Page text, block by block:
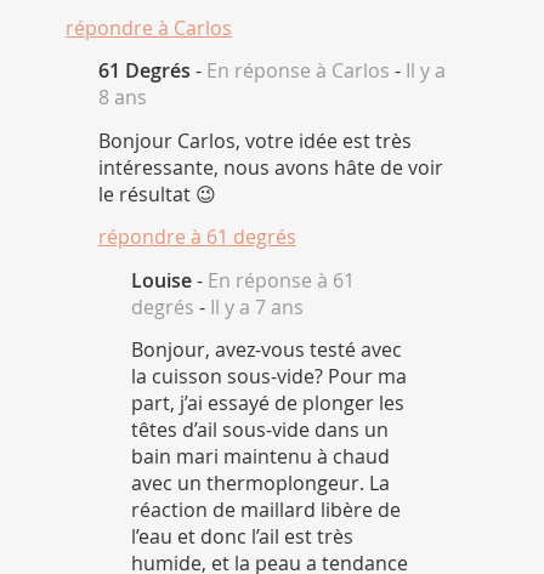
répondre à Carlos
61 Degrés - En réponse à Carlos - Il y a
8 ans
Bonjour Carlos, votre idée est très
intéressante, nous avons hâte de voir
le résultat 😉
répondre à 61 degrés
Louise- En réponse à 61
degrés - Il y a 7 ans
Bonjour, avez-vous testé avec
la cuisson sous-vide? Pour ma
part, j’ai essayé de plonger les
têtes d’ail sous-vide dans un
bain mari maintenu à chaud
avec un thermoplongeur. La
réaction de maillard libère de
l’eau et donc l’ail est très
humide, et la peau a tendance